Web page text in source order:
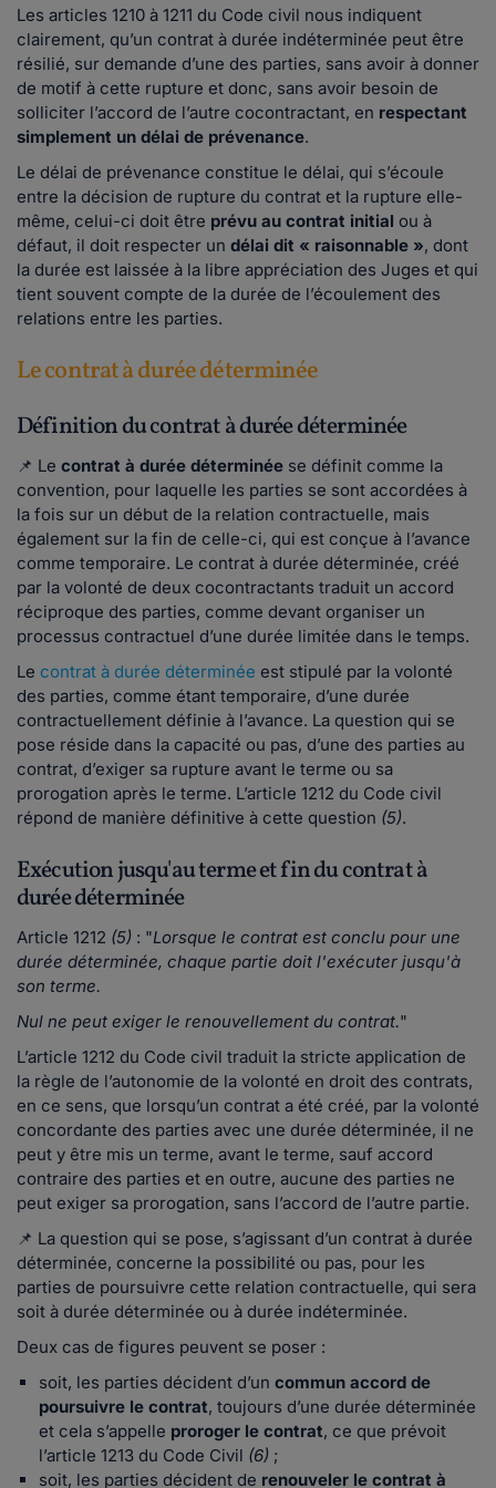
Les articles 1210 à 1211 du Code civil nous indiquent
clairement, qu’un contrat à durée indéterminée peut être
résilié, sur demande d’une des parties, sans avoir à donner
de motif à cette rupture et donc, sans avoir besoin de
solliciter l’accord de l’autre cocontractant, en respectant
simplement un délai de prévenance.
Le délai de prévenance constitue le délai, qui s’écoule
entre la décision de rupture du contrat et la rupture elle-
même, celui-ci doit être prévu au contrat initial ou à
défaut, il doit respecter un délai dit « raisonnable », dont
la durée est laissée à la libre appréciation des Juges et qui
tient souvent compte de la durée de l’écoulement des
relations entre les parties.
Le contrat à durée déterminée
Définition du contrat à durée déterminée
📌 Le contrat à durée déterminée se définit comme la
convention, pour laquelle les parties se sont accordées à
la fois sur un début de la relation contractuelle, mais
également sur la fin de celle-ci, qui est conçue à l’avance
comme temporaire. Le contrat à durée déterminée, créé
par la volonté de deux cocontractants traduit un accord
réciproque des parties, comme devant organiser un
processus contractuel d’une durée limitée dans le temps.
Le contrat à durée déterminée est stipulé par la volonté
des parties, comme étant temporaire, d’une durée
contractuellement définie à l’avance. La question qui se
pose réside dans la capacité ou pas, d’une des parties au
contrat, d’exiger sa rupture avant le terme ou sa
prorogation après le terme. L’article 1212 du Code civil
répond de manière définitive à cette question (5).
Exécution jusqu'au terme et fin du contrat à
durée déterminée
Article 1212 (5) : "Lorsque le contrat est conclu pour une
durée déterminée, chaque partie doit l'exécuter jusqu'à
son terme.
Nul ne peut exiger le renouvellement du contrat."
L’article 1212 du Code civil traduit la stricte application de
la règle de l’autonomie de la volonté en droit des contrats,
en ce sens, que lorsqu’un contrat a été créé, par la volonté
concordante des parties avec une durée déterminée, il ne
peut y être mis un terme, avant le terme, sauf accord
contraire des parties et en outre, aucune des parties ne
peut exiger sa prorogation, sans l’accord de l’autre partie.
📌 La question qui se pose, s’agissant d’un contrat à durée
déterminée, concerne la possibilité ou pas, pour les
parties de poursuivre cette relation contractuelle, qui sera
soit à durée déterminée ou à durée indéterminée.
Deux cas de figures peuvent se poser :
soit, les parties décident d’un commun accord de
poursuivre le contrat, toujours d’une durée déterminée
et cela s’appelle proroger le contrat, ce que prévoit
l’article 1213 du Code Civil (6) ;
soit, les parties décident de renouveler le contrat à